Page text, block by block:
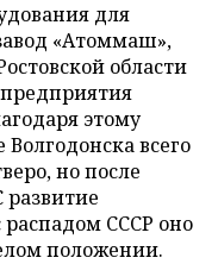
для
«Атоммаш»,
области
этому
всего
но после
СССР оно
положении.